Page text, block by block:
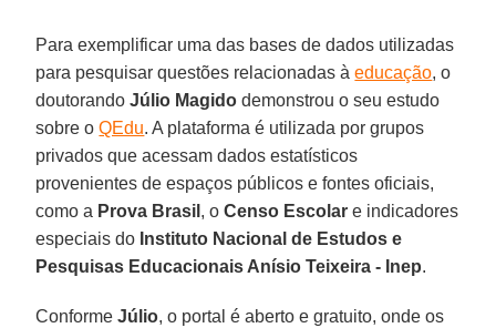
Para exemplificar uma das bases de dados utilizadas
para pesquisar questões relacionadas àeducação, o
doutorandoJúlio Magido demonstrou o seu estudo
sobre oQEdu. A plataforma é utilizada por grupos
privados que acessam dados estatísticos
provenientes de espaços públicos e fontes oficiais,
como a Prova Brasil , oCenso Escolar e indicadores
especiais do Instituto Nacional de Estudos e
Pesquisas Educacionais Anísio Teixeira - Inep.
ConformeJúlio, o portal é aberto e gratuito, onde os